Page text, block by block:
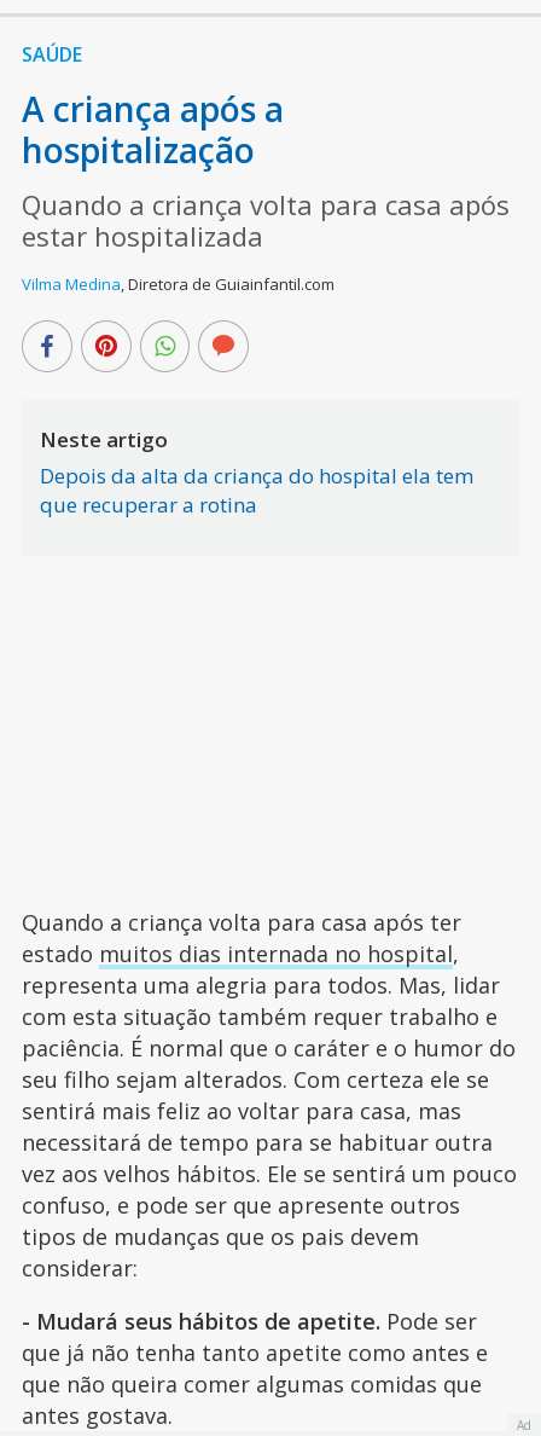
SAÚDE
A criança após a
hospitalização
Quando a criança volta para casa após
estar hospitalizada
Vilma Medina,Diretora de Guiainfantil.com
Neste artigo
Depois da alta da criança do hospital ela tem
que recuperar a rotina
Quando a criança volta para casa após ter
estado muitos dias internada no hospital,
representa uma alegria para todos. Mas, lidar
com esta situação também requer trabalho e
paciência. É normal que o caráter e o humor do
seu filho sejam alterados. Com certeza ele se
sentirá mais feliz ao voltar para casa, mas
necessitará de tempo para se habituar outra
vez aos velhos hábitos. Ele se sentirá um pouco
confuso, e pode ser que apresente outros
tipos de mudanças que os pais devem
considerar:
- Mudará seus hábitos de apetite. Pode ser
que já não tenha tanto apetite como antes e
que não queira comer algumas comidas que
antes gostava.
Ad